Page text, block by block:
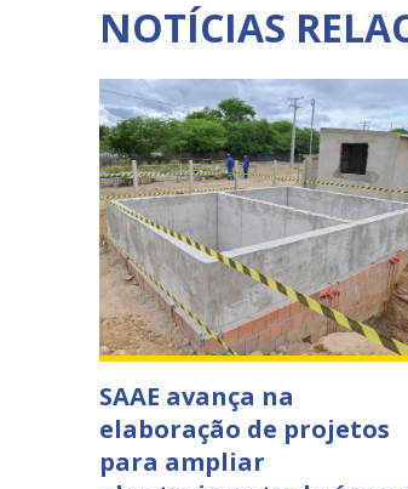
NOTÍCIAS
SAAE avança na
elaboração de projetos
para ampliar